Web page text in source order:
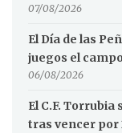
07/08/2026
El Día de las
juegos el
06/08/2026
El C.F. Torrubia
tras vencer por